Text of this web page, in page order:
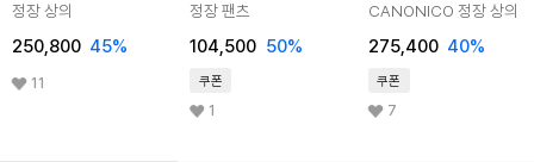
정장 상의
250,800 45%
11
정장 팬츠
104,500 50%
쿠폰
1
CANONICO 정장 상의
275,400 40%
쿠폰
7